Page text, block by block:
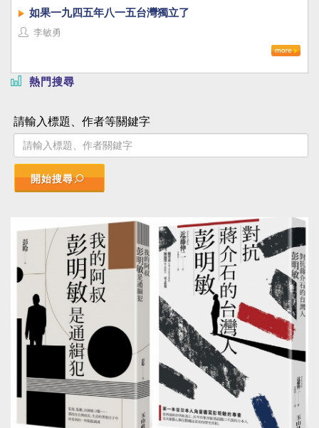
如果一九四五年八一五台灣獨立了
李敏勇
熱門搜尋
請輸入標題、作者等關鍵字
開始搜尋